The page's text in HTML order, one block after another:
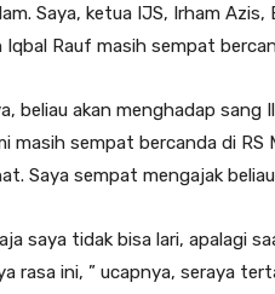
Saya, ketua IJS, Irham
Rauf masih sempat
beliau akan menghadap sang
masih sempat bercanda di RS
Saya sempat mengajak
saya tidak bisa lari, apalagi
rasa ini, ” ucapnya, seraya